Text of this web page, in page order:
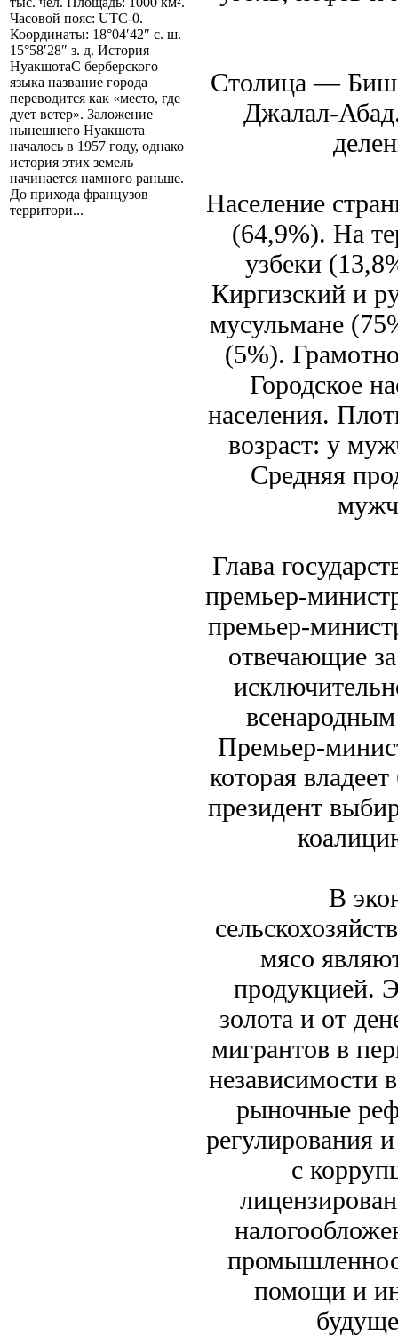
Часовой пояс: UTC-0.
Координаты: 18°04′42″ с. ш.
15°58′28″ з. д. История
НуакшотаС берберского
языка название города
переводится как «место, где
дует ветер». Заложение
нынешнего Нуакшота
началось в 1957 году, однако
история этих земель
начинается намного раньше.
До прихода французов
территори...
Столица —
Джалал-
Население
(64,9%). На
узбеки
Киргизский и
мусульмане
(5%).
Городское
населения.
возраст: у
Средняя
Глава
премьер-
премьер-
отвечающие
Премьер-
которая
президент
В
мясо
продукцией.
золота и от
мигрантов в
независимости
рыночные
регулирования
с
помощи и